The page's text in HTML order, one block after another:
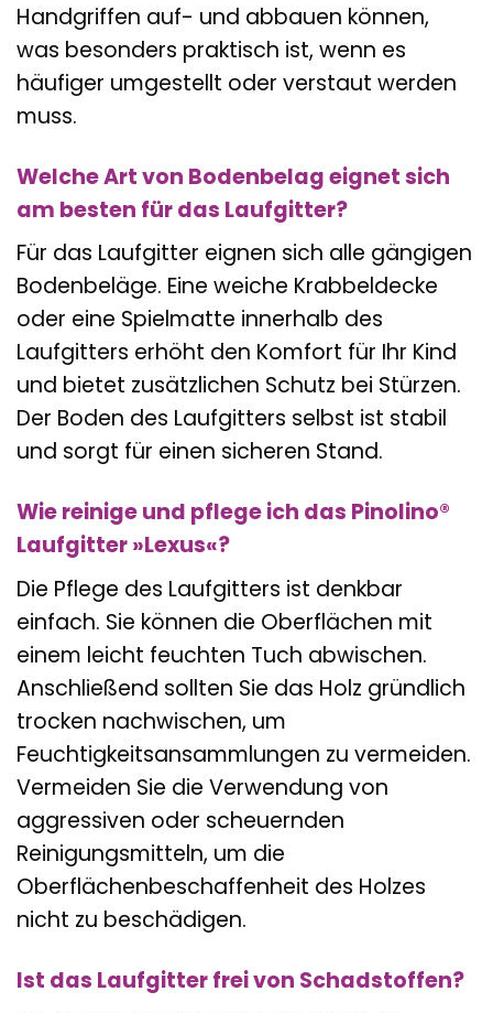
Handgriffen auf- und abbauen können,
was besonders praktisch ist, wenn es
häufiger umgestellt oder verstaut werden
muss.
Welche Art von Bodenbelag eignet sich
am besten für das Laufgitter?
Für das Laufgitter eignen sich alle gängigen
Bodenbeläge. Eine weiche Krabbeldecke
oder eine Spielmatte innerhalb des
Laufgitters erhöht den Komfort für Ihr Kind
und bietet zusätzlichen Schutz bei Stürzen.
Der Boden des Laufgitters selbst ist stabil
und sorgt für einen sicheren Stand.
Wie reinige und pflege ich das Pinolino®
Laufgitter »Lexus«?
Die Pflege des Laufgitters ist denkbar
einfach. Sie können die Oberflächen mit
einem leicht feuchten Tuch abwischen.
Anschließend sollten Sie das Holz gründlich
trocken nachwischen, um
Feuchtigkeitsansammlungen zu vermeiden.
Vermeiden Sie die Verwendung von
aggressiven oder scheuernden
Reinigungsmitteln, um die
Oberflächenbeschaffenheit des Holzes
nicht zu beschädigen.
Ist das Laufgitter frei von Schadstoffen?